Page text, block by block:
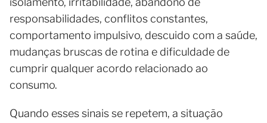
responsabilidades, conflitos constantes,
comportamento impulsivo, descuido com a saúde,
mudanças bruscas de rotina e dificuldade de
cumprir qualquer acordo relacionado ao
consumo.
Quando esses sinais se repetem, a situação